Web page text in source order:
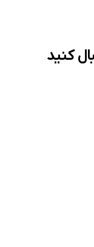
کنید